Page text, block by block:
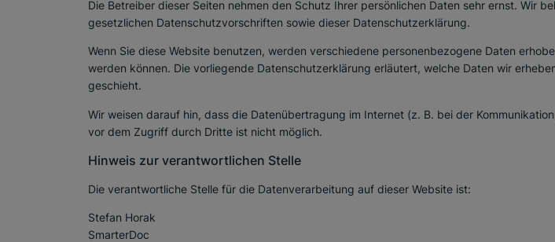
Die Betreiber dieser Seiten nehmen den Schutz Ihrer persönlichen Daten sehr ernst. Wir
gesetzlichen Datenschutzvorschriften sowie dieser Datenschutzerklärung.
Wenn Sie diese Website benutzen, werden verschiedene personenbezogene Daten
werden können. Die vorliegende Datenschutzerklärung erläutert, welche Daten wir
geschieht.
Wir weisen darauf hin, dass die Datenübertragung im Internet (z. B. bei der
vor dem Zugriff durch Dritte ist nicht möglich.
Hinweis zur verantwortlichen Stelle
Die verantwortliche Stelle für die Datenverarbeitung auf dieser Website ist:
Stefan Horak
SmarterDoc